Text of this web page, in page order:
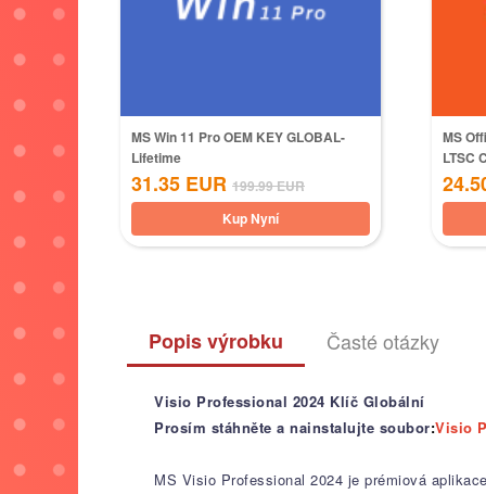
MS Win 11 Pro OEM KEY GLOBAL-
Lifetime
31.35 EUR 199.99EUR
Kup Nyní
MS
LTSC
Popis výrobku Časté otázky
Visio Professional 2024 Klíč Globální
Prosím stáhněte a nainstalujte soubor:Visio
MS Visio Professional 2024 je prémiová